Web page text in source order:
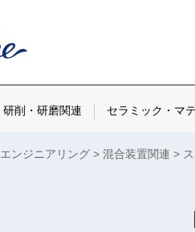
研削・研磨関連 セラミック・マ
エンジニアリング 混合装置関連